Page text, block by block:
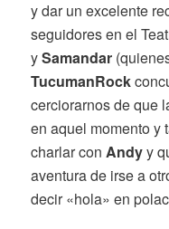
y dar un excelente
seguidores en el
ySamandar
TucumanRock
cerciorarnos de que
en aquel momento y
charlar con Andyy
aventura de irse a
decir «hola» en